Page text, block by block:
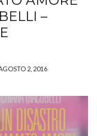
–
2, 2016